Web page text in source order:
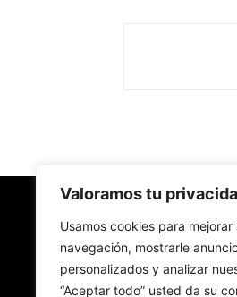
Valoramos tu
Usamos cookies para
navegación, mostrarle
personalizados y analizar
“Aceptar todo” usted da su
Redes
Una mirada